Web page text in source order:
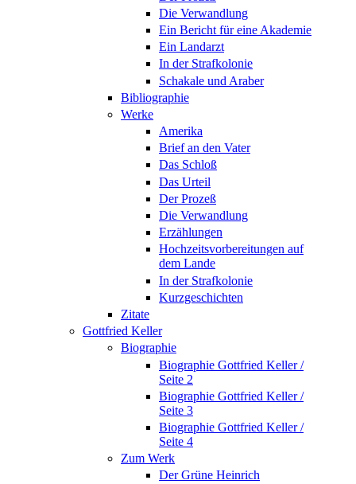
Die Verwandlung
Ein Bericht für eine Akademie
Ein Landarzt
In der Strafkolonie
Schakale und Araber
Bibliographie
Werke
Amerika
Brief an den Vater
Das Schloß
Das Urteil
Der Prozeß
Die Verwandlung
Erzählungen
Hochzeitsvorbereitungen auf
dem Lande
In der Strafkolonie
Kurzgeschichten
Zitate
Gottfried Keller
Biographie
Biographie Gottfried Keller /
Seite 2
Biographie Gottfried Keller /
Seite 3
Biographie Gottfried Keller /
Seite 4
Zum Werk
Der Grüne Heinrich